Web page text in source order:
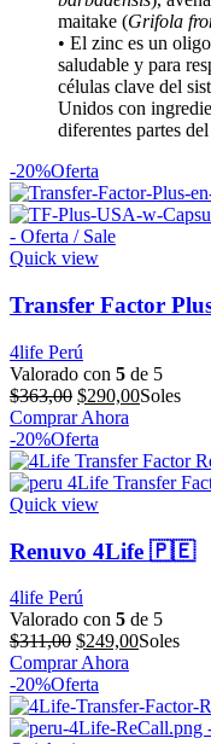
maitake (Grifola
• El zinc es un
saludable y para
células clave del
Unidos con
diferentes partes
-20%Oferta
Quick view
Transfer Factor
4life Perú
Valorado con 5 de 5
$363,00 El
precio
original
era:
$363,00.
$290,00El
es:
$290,00.
Soles
Comprar Ahora
-20%Oferta
Quick view
Renuvo 4Life 🇵🇪
4life Perú
Valorado con 5 de 5
$311,00 El
precio
original
era:
$311,00.
$249,00El
es:
$249,00.
Soles
Comprar Ahora
-20%Oferta